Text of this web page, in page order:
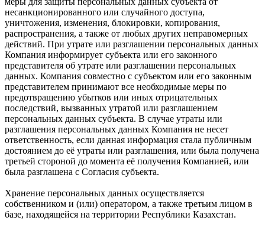
несанкционированного или случайного доступа,
уничтожения, изменения, блокировки, копирования,
распространения, а также от любых других неправомерных
действий. При утрате или разглашении персональных данных
Компания информирует субъекта или его законного
представителя об утрате или разглашении персональных
данных. Компания совместно с субъектом или его законным
представителем принимают все необходимые меры по
предотвращению убытков или иных отрицательных
последствий, вызванных утратой или разглашением
персональных данных субъекта. В случае утраты или
разглашения персональных данных Компания не несет
ответственность, если данная информация стала публичным
достоянием до её утраты или разглашения, или была получена
третьей стороной до момента её получения Компанией, или
была разглашена с Согласия субъекта.
Хранение персональных данных осуществляется
собственником и (или) оператором, а также третьим лицом в
базе, находящейся на территории Республики Казахстан.